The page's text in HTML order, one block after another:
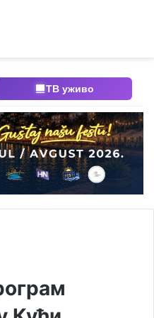
ТВ уживо